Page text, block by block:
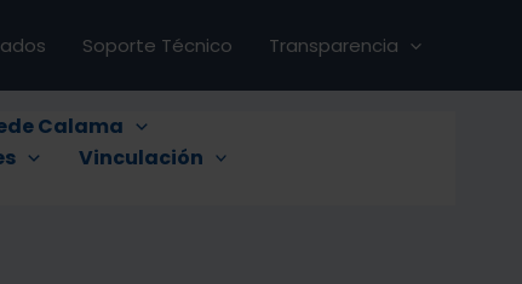
Soporte Técnico Transparencia
Calama
Vinculación